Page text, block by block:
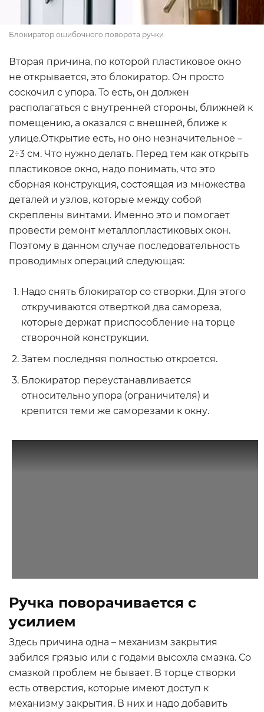
Блокиратор ошибочного поворота ручки
Вторая причина, по которой пластиковое окно
не открывается, это блокиратор. Он просто
соскочил с упора. То есть, он должен
располагаться с внутренней стороны, ближней к
помещению, а оказался с внешней, ближе к
улице.Открытие есть, но оно незначительное –
2÷3 см. Что нужно делать. Перед тем как открыть
пластиковое окно, надо понимать, что это
сборная конструкция, состоящая из множества
деталей и узлов, которые между собой
скреплены винтами. Именно это и помогает
провести ремонт металлопластиковых окон.
Поэтому в данном случае последовательность
проводимых операций следующая:
Надо снять блокиратор со створки. Для этого
откручиваются отверткой два самореза,
которые держат приспособление на торце
створочной конструкции.
Затем последняя полностью откроется.
Блокиратор переустанавливается
относительно упора (ограничителя) и
крепится теми же саморезами к окну.
Ручка поворачивается с
усилием
Здесь причина одна – механизм закрытия
забился грязью или с годами высохла смазка. Со
смазкой проблем не бывает. В торце створки
есть отверстия, которые имеют доступ к
механизму закрытия. В них и надо добавить